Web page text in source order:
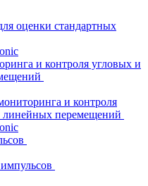
оценки стандартных
и контроля угловых и
и контроля
линейных перемещений